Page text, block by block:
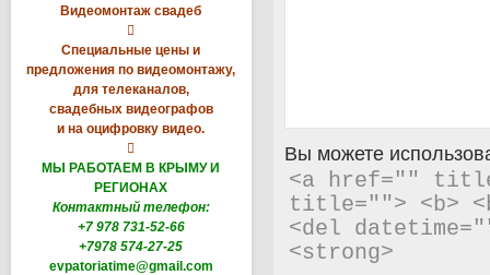
Видеомонтаж свадеб

Специальные цены и
предложения по видеомонтажу,
для телеканалов,
свадебных видеографов
и на оцифровку видео.

МЫ РАБОТАЕМ В КРЫМУ И
РЕГИОНАХ
Контактный телефон:
+7 978 731-52-66
+7978 574-27-25
evpatoriatime@gmail.com
Вы можете
<a href=""
title=""> <b>
<del
<strong>